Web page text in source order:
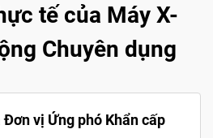
tế của Máy X-
Chuyên dụng
vị Ứng phó Khẩn cấp